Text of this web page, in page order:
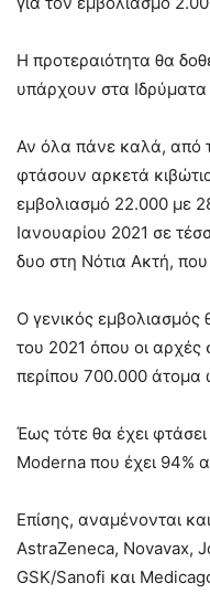
Η προτεραιότητα θα
υπάρχουν στα
Αν όλα πάνε καλά, από
φτάσουν αρκετά
εμβολιασμό 22.000 με
Ιανουαρίου 2021 σε
δυο στη Νότια Ακτή,
Ο γενικός εμβολιασμός
του 2021 όπου οι αρχές
περίπου 700.000 άτομα
Έως τότε θα έχει
Moderna που έχει 94%
Επίσης, αναμένονται
AstraZeneca, Novavax,
GSK/Sanofi και